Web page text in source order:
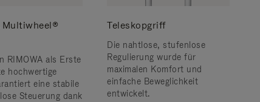
Multiwheel®
RIMOWA als Erste
hochwertige
eine stabile
Steuerung dank
Teleskopgriff
Die nahtlose, stufenlose
Regulierung wurde für
maximalen Komfort und
einfache Beweglichkeit
entwickelt.